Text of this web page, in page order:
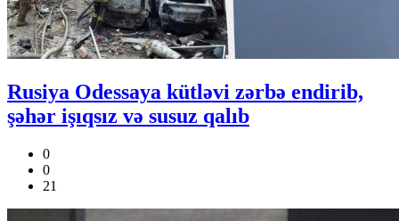
Rusiya Odessaya kütləvi zərbə endirib,
şəhər işıqsız və susuz qalıb
0
0
21